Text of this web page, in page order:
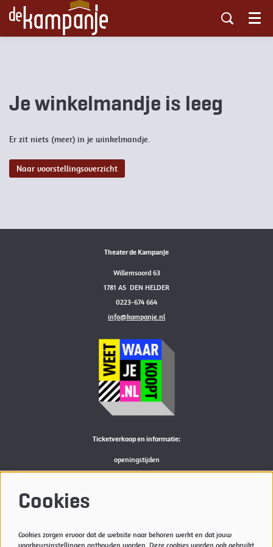
Menu
Je winkelmandje is leeg
Er zit niets (meer) in je winkelmandje.
Naar voorstellingsoverzicht
Theater de Kampanje
Willemsoord 63
1781 AS DEN HELDER
0223-674 664
info@kampanje.nl
Ticketverkoop en informatie:
openingstijden
Bekijkhierde actuele openingstijden van de Kampanje
Privacyverklaring & Cookies
Cookies
Cookies zorgen ervoor dat de website naar behoren werkt en dat jouw
voorkeursinstellingen onthouden worden. Deze cookies worden ook gebruikt